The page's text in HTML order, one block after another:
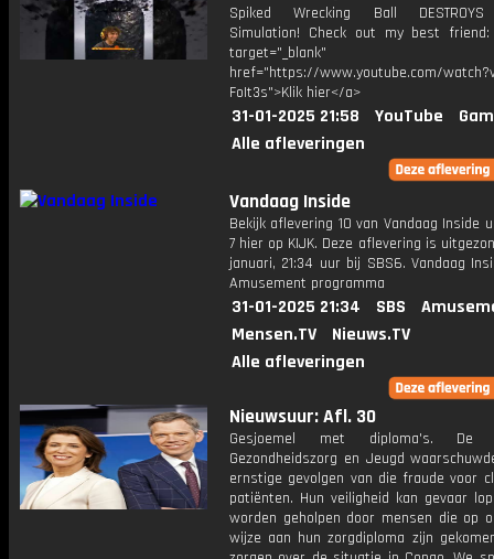
Spiked Wrecking Ball
Simulation! Check out my best
target="_blank"
href="https://www.youtube.com/
FoIt3s">Klik hier</a>
31-01-2025 21:58 YouTube
Alle afleveringen
Vandaag Inside
Bekijk aflevering 10 van Vandaag Inside
7 hier op KIJK. Deze aflevering is
januari, 21:34 uur bij SBS6. Vandaag
Amusement programma
31-01-2025 21:34 SBS
Mensen.TV
Nieuws.TV
Alle afleveringen
Nieuwsuur: Afl. 30
Gesjoemel met diploma's. De
Gezondheidszorg en Jeugd
ernstige gevolgen van die fraude voor
patiënten. Hun veiligheid kan gevaar
worden geholpen door mensen die op
wijze aan hun zorgdiploma zijn